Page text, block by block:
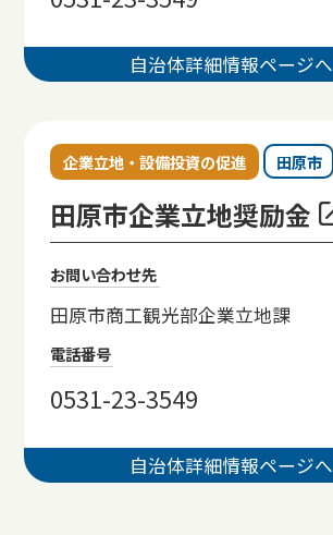
自治体詳細情報ページへ
企業立地・設備投資の促進 田原市
田原市企業立地奨励金
お問い合わせ先
田原市商工観光部企業立地課
電話番号
0531-23-3549
自治体詳細情報ページへ